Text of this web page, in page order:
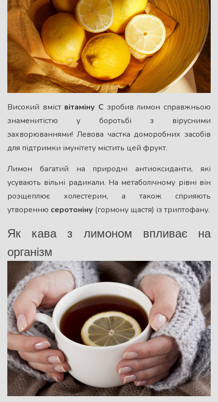
Високий вміст вітаміну С зробив лимон справжньою
знаменитістю у боротьбі з вірусними
захворюваннями! Левова частка доморобних засобів
для підтримки імунітету містить цей фрукт.
Лимон багатий на природні антиоксиданти, які
усувають вільні радикали. На метаболічному рівні він
розщеплює холестерин, а також сприяють
утворенню серотоніну (гормону щастя) із триптофану.
Як кава з лимоном впливає на
організм